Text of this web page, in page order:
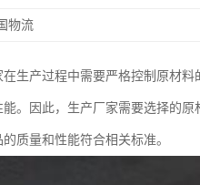
物流
生产过程中需要严格控制原材
能。因此，生产厂家需要选择的
质量和性能符合相关标准。